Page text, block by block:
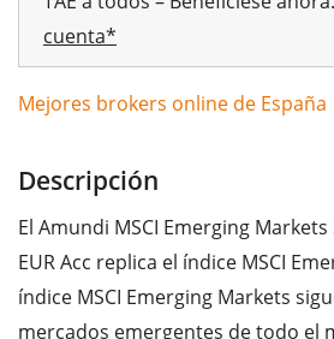
cuenta*
Mejores brokers online de España
Descripción
El Amundi MSCI Emerging Markets
EUR Acc replica el índice MSCI
índice MSCI Emerging Markets
mercados emergentes de todo el